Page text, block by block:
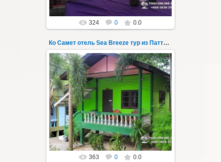
324 0 0.0
Ко Самет отель Sea Breeze тур из Паттайи фото 139
01.08.2022
Экскурсия на остров Самет из Паттайи, с
ночевкой в отеле "Sea Breeze" на пляже Ао
Пхай - фотография 139
Запове...
Thai-Online
363 0 0.0